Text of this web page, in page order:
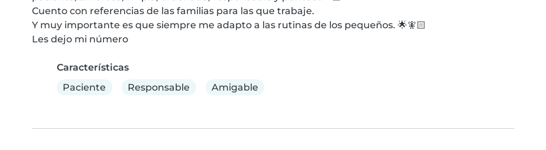
Cuento con referencias de las familias para las que trabaje.
Y muy importante es que siempre me adapto a las rutinas de los pequeños. 🌟🧚🏻
Les dejo mi número
Características
Paciente
Responsable Amigable